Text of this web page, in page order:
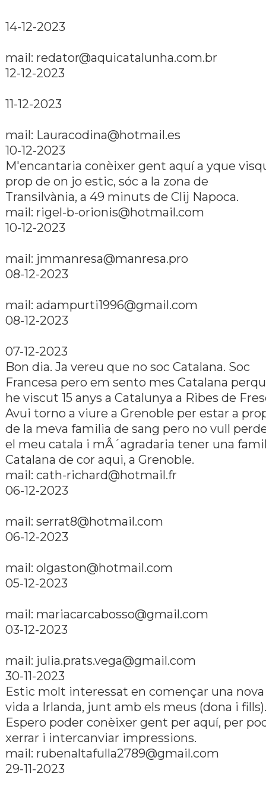
14-12-2023
mail: redator@aquicatalunha.com.br
12-12-2023
11-12-2023
mail: Lauracodina@hotmail.es
10-12-2023
M'encantaria conèixer gent aquí­ a yque
prop de on jo estic, sóc a la zona de
Transilvània, a 49 minuts de Clij Napoca.
mail: rigel-b-orionis@hotmail.com
10-12-2023
mail: jmmanresa@manresa.pro
08-12-2023
mail: adampurti1996@gmail.com
08-12-2023
07-12-2023
Bon dia. Ja vereu que no soc Catalana. Soc
Francesa pero em sento mes Catalana
he viscut 15 anys a Catalunya a Ribes de
Avui torno a viure a Grenoble per estar a
de la meva familia de sang pero no vull
el meu catala i mÂ´agradaria tener una
Catalana de cor aqui, a Grenoble.
mail: cath-richard@hotmail.fr
06-12-2023
mail: serrat8@hotmail.com
06-12-2023
mail: olgaston@hotmail.com
05-12-2023
mail: mariacarcabosso@gmail.com
03-12-2023
mail: julia.prats.vega@gmail.com
30-11-2023
Estic molt interessat en començar una nova
vida a Irlanda, junt amb els meus (dona i fills).
Espero poder conèixer gent per aquí­, per
xerrar i intercanviar impressions.
mail: rubenaltafulla2789@gmail.com
29-11-2023